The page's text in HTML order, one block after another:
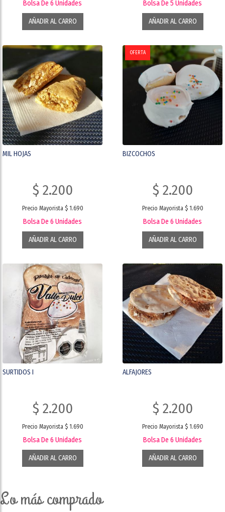
Bolsa De 6 Unidades
AÑADIR AL CARRO
Bolsa De 5 Unidades
AÑADIR AL CARRO
MIL HOJAS
$ 2.200
Precio Mayorista $ 1.690
Bolsa De 6 Unidades
AÑADIR AL CARRO
OFERTA
BIZCOCHOS
$ 2.200
Precio Mayorista $ 1.690
Bolsa De 6 Unidades
AÑADIR AL CARRO
SURTIDOS I
$ 2.200
Precio Mayorista $ 1.690
Bolsa De 6 Unidades
AÑADIR AL CARRO
ALFAJORES
$ 2.200
Precio Mayorista $ 1.690
Bolsa De 6 Unidades
AÑADIR AL CARRO
lo más comprado